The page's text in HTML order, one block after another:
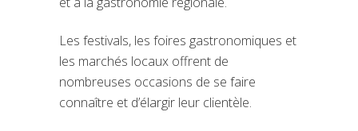
Les festivals, les foires gastronomiques et
les marchés locaux offrent de
nombreuses occasions de se faire
connaître et d’élargir leur clientèle.